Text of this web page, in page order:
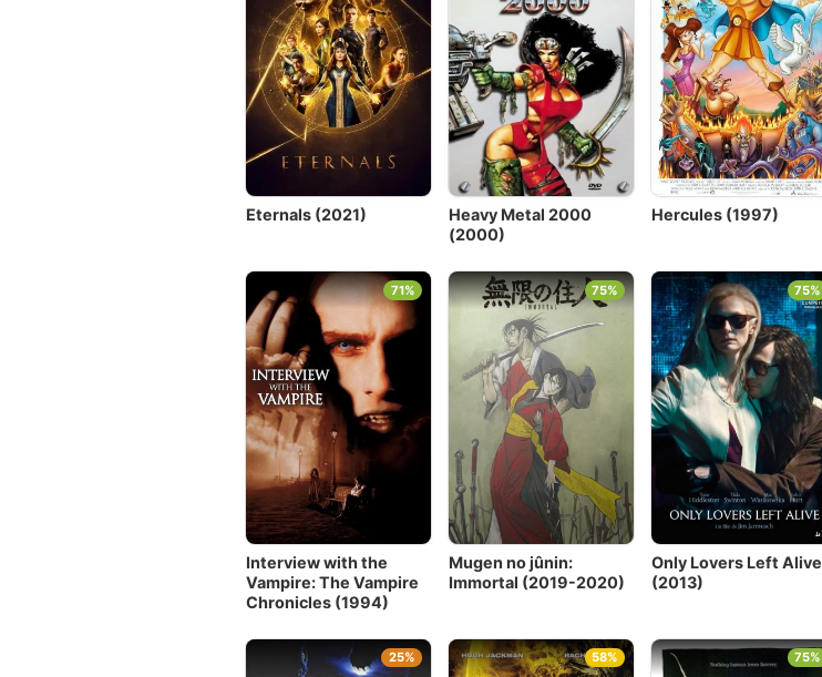
Eternals (2021)
Heavy Metal 2000
(2000)
Hercules (1997)
Interview with the
Vampire: The Vampire
Chronicles (1994)
71%
Mugen no jûnin:
Immortal (2019-2020)
75%
Only Lovers Left Alive
(2013)
75%
25% 58% 75%